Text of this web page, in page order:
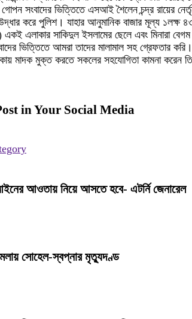
সংবাদের ভিত্তিতে এসআই শৈলেন চন্দ্র রায়ের
উদ্ধার করে পুলিশ। যাহার আনুমানিক বাজার মূল্য ১লক্ষ
এলাকার সাকিদুল ইসলামের ছেলে এবং মিনারা বেগম
ভিত্তিতে আমরা তাদের মালামাল সহ গ্রেফতার
মাদক মুক্ত করতে সকলের সহযোগিতা কামনা করেন
in Your Social Media
আওতায় নিয়ে আসতে হবে- এটর্নি জেনারেল
সোহেল-স্বপ্নার মৃত্যুদণ্ড